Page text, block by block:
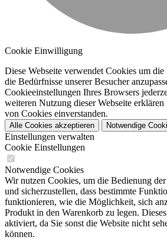
Cookie Einwilligung
Diese Webseite verwendet Cookies um die
die Bedürfnisse unserer Besucher
Cookieeinstellungen Ihres Browsers
weiteren Nutzung dieser Webseite erklären
von Cookies einverstanden.
Alle Cookies akzeptieren Notwendige
Einstellungen verwalten
Cookie Einstellungen
Notwendige Cookies
Wir nutzen Cookies, um die Bedienung
und sicherzustellen, dass bestimmte
funktionieren, wie die Möglichkeit, sich
Produkt in den Warenkorb zu legen.
aktiviert, da Sie sonst die Website nicht
können.